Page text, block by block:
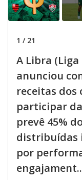
1 / 21
A Libra
anunciou
receitas dos
participar
prevê 45%
distribuídas
por